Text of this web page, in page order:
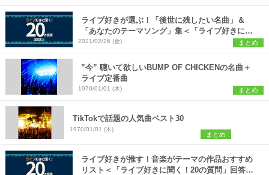
ライブ好きが選ぶ！「後世に残したい名曲」＆
「あなたのテーマソング」集＜「ライブ好きに聞
く！20の質問」回答集 第五回＞
2021/02/26 (金) まとめ
”今” 聴いて欲しいBUMP OF CHICKENの名曲＋
ライブ定番曲
1970/01/01 (木) まとめ
TikTokで話題の人気曲ベスト30
1970/01/01 (木)
まとめ
ライブ好きが推す！音楽がテーマの作品おすすめ
リスト＜「ライブ好きに聞く！20の質問」回答集